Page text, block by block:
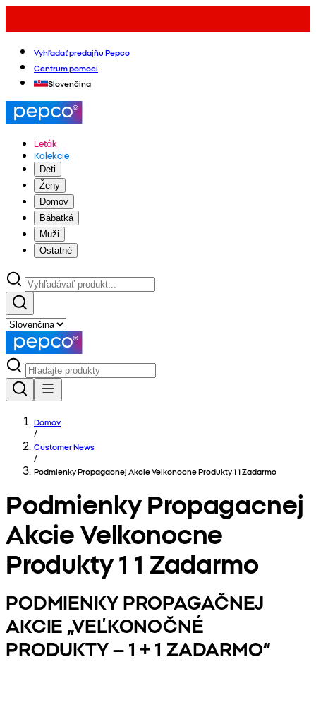
Vyhľadať predajňu Pepco
Centrum pomoci
Slovenčina
Leták
Kolekcie
Deti
Ženy
Domov
Bábätká
Muži
Ostatné
Domov
/
Customer News
/
Podmienky Propagacnej Akcie Velkonocne Produkty 1 1 Zadarmo
Podmienky Propagacnej
Akcie Velkonocne
Produkty 1 1 Zadarmo
PODMIENKY PROPAGAČNEJ
AKCIE „VEĽKONOČNÉ
PRODUKTY – 1 + 1 ZADARMO“